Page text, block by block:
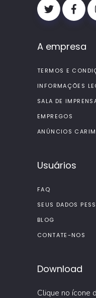
A empresa
TERMOS E
INFORMAÇÕES
SALA DE
EMPREGOS
ANÚNCIOS
Usuários
FAQ
SEUS DADOS
BLOG
CONTATE-NOS
Download
Clique no ícone